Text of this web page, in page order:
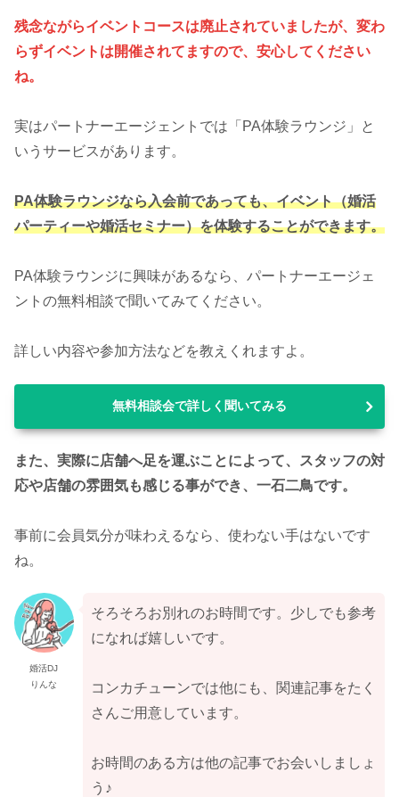
残念ながらイベントコースは廃止されていましたが、変わ
らずイベントは開催されてますので、安心してください
ね。
実はパートナーエージェントでは「PA体験ラウンジ」と
いうサービスがあります。
PA体験ラウンジなら入会前であっても、イベント（婚活
パーティーや婚活セミナー）を体験することができます。
PA体験ラウンジに興味があるなら、パートナーエージェ
ントの無料相談で聞いてみてください。
詳しい内容や参加方法などを教えくれますよ。
無料相談会で詳しく聞いてみる
また、実際に店舗へ足を運ぶことによって、スタッフの対
応や店舗の雰囲気も感じる事ができ、一石二鳥です。
事前に会員気分が味わえるなら、使わない手はないです
ね。
婚活DJ
りんな
そろそろお別れのお時間です。少しでも参考
になれば嬉しいです。
コンカチューンでは他にも、関連記事をたく
さんご用意しています。
お時間のある方は他の記事でお会いしましょ
う♪